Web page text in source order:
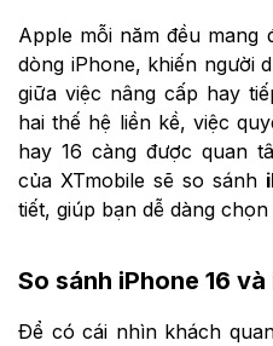
Apple mỗi năm đều mang
dòng iPhone, khiến người
giữa việc nâng cấp hay
hai thế hệ liền kề, việc
hay 16 càng được quan
của XTmobile sẽ so sánh
tiết, giúp bạn dễ dàng
So sánh iPhone 16
Để có cái nhìn khách